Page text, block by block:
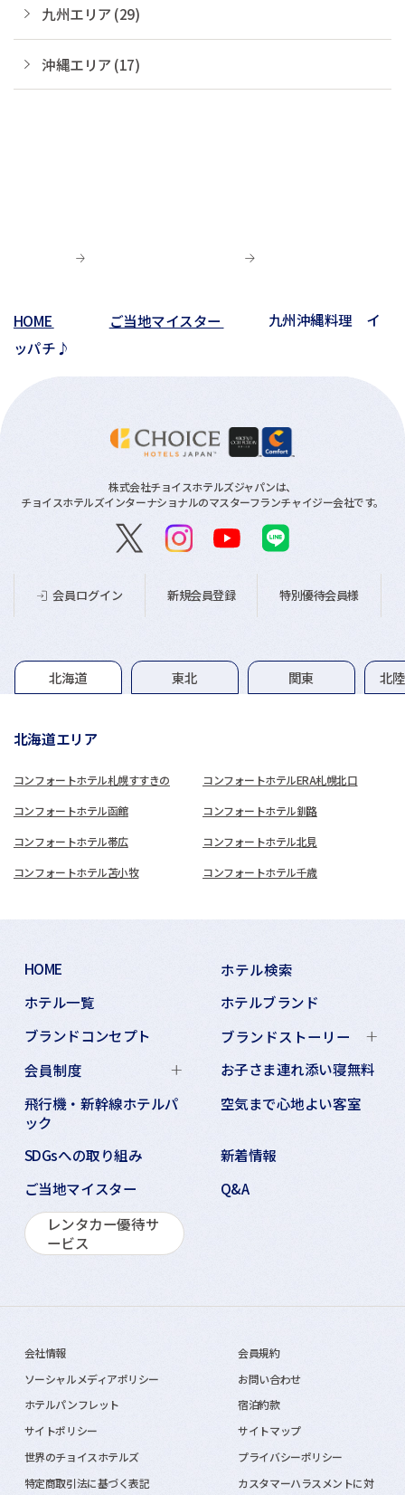
九州エリア (29)
沖縄エリア (17)
HOME ご当地マイスター
九州沖縄料理 イ
ッパチ♪
株式会社チョイスホテルズジャパンは、
チョイスホテルズインターナショナルのマスターフランチャイジー会社です。
会員ログイン 新規会員登録 特別優待会員様
グループホテル一覧
北海道 東北 関東 北
北海道エリア
コンフォートホテル札幌すすきの コンフォートホテルERA札幌北口
コンフォートホテル函館 コンフォートホテル釧路
コンフォートホテル帯広 コンフォートホテル北見
コンフォートホテル苫小牧 コンフォートホテル千歳
HOME
ホテル検索
ホテル一覧
ホテルブランド
ブランドコンセプト
ブランドストーリー
会員制度
お子さま連れ添い寝無料
飛行機・新幹線ホテルパ
ック
空気まで心地よい客室
SDGsへの取り組み
新着情報
ご当地マイスター
Q&A
レンタカー優待サ
ービス
会社情報
会員規約
ソーシャルメディアポリシー
お問い合わせ
ホテルパンフレット
宿泊約款
サイトポリシー
サイトマップ
世界のチョイスホテルズ
プライバシーポリシー
特定商取引法に基づく表記
カスタマーハラスメントに対